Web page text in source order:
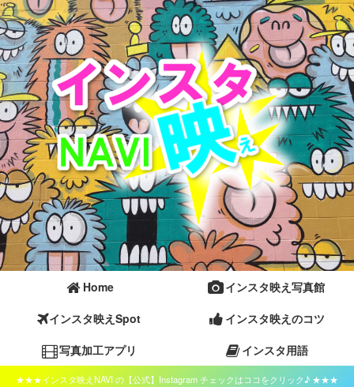
Home
インスタ映え写真館
インスタ映えSpot
インスタ映えのコツ
写真加工アプリ
インスタ用語
★★★インスタ映えNAVI の【公式】Instagram チェックはココをクリック♪ ★★★